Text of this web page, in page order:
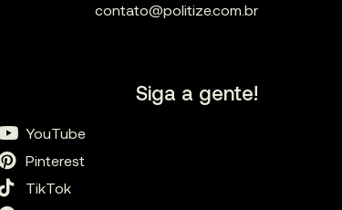
contato@politize.com.br
Siga a gente!
YouTube
Pinterest
TikTok